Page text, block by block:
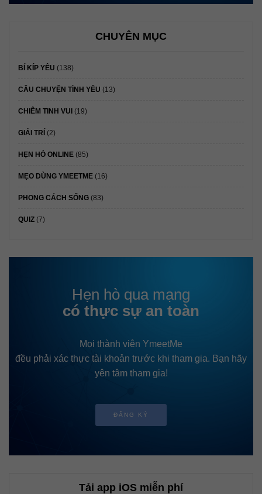
CHUYÊN MỤC
BÍ KÍP YÊU (138)
CÂU CHUYỆN TÌNH YÊU (13)
CHIÊM TINH VUI (19)
GIẢI TRÍ (2)
HẸN HÒ ONLINE (85)
MẸO DÙNG YMEETME (16)
PHONG CÁCH SỐNG (83)
QUIZ (7)
Hẹn hò qua mạng
có thực sự an toàn
Mọi thành viên YmeetMe
đều phải xác thực tài khoản trước khi tham gia. Bạn hãy
yên tâm tham gia!
ĐĂNG KÝ
Tải app iOS miễn phí